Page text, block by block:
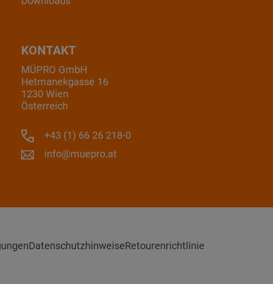
KONTAKT
MÜPRO GmbH
Hetmanekgasse 16
1230 Wien
Österreich
+43 (1) 66 26 218-0
info@muepro.at
DatenschutzhinweiseRetourenrichtlinie